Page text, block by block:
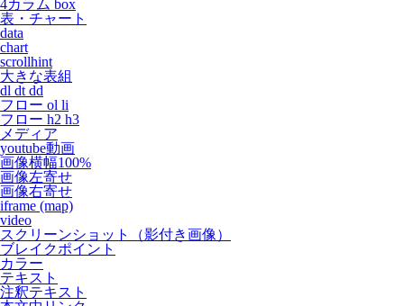
4カラム box
表・チャート
data
chart
scrollhint
大きな表組
dl dt dd
フロー ol li
フロー h2 h3
メディア
youtube動画
画像横幅100%
画像左寄せ
画像右寄せ
iframe (map)
video
スクリーンショット（影付き画像）
ブレイクポイント
カラー
テキスト
注釈テキスト